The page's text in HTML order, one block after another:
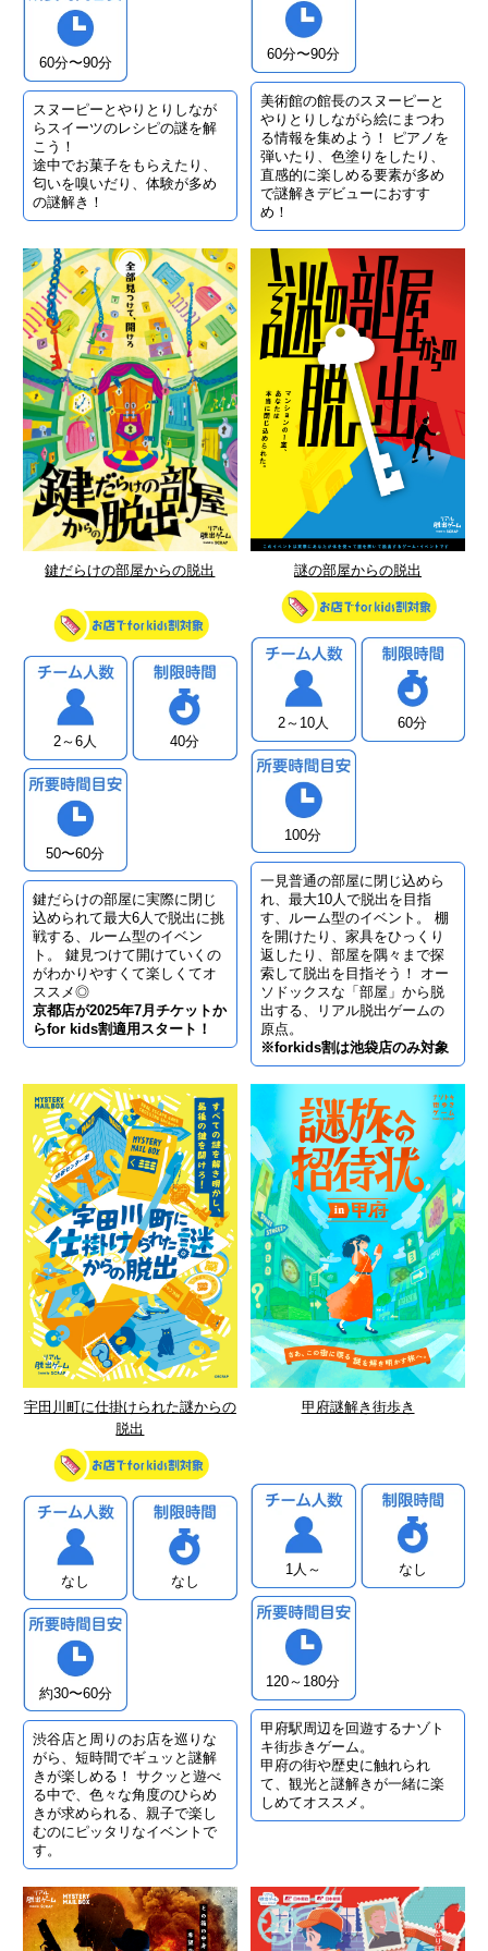
60分〜90分
スヌーピーとやりとりしなが
らスイーツのレシピの謎を解
こう！
途中でお菓子をもらえたり、
匂いを嗅いだり、体験が多め
の謎解き！
60分〜90分
美術館の館長のスヌーピーと
やりとりしながら絵にまつわ
る情報を集めよう！ ピアノを
弾いたり、色塗りをしたり、
直感的に楽しめる要素が多め
で謎解きデビューにおすす
め！
鍵だらけの部屋からの脱出
2～6人 40分
50〜60分
鍵だらけの部屋に実際に閉じ
込められて最大6人で脱出に挑
戦する、ルーム型のイベン
ト。 鍵見つけて開けていくの
がわかりやすくて楽しくてオ
ススメ◎
京都店が2025年7月チケットか
らfor kids割適用スタート！
謎の部屋からの脱出
2～10人 60分
100分
一見普通の部屋に閉じ込めら
れ、最大10人で脱出を目指
す、ルーム型のイベント。 棚
を開けたり、家具をひっくり
返したり、部屋を隅々まで探
索して脱出を目指そう！ オー
ソドックスな「部屋」から脱
出する、リアル脱出ゲームの
原点。
※forkids割は池袋店のみ対象
宇田川町に仕掛けられた謎からの
脱出
なし なし
約30〜60分
渋谷店と周りのお店を巡りな
がら、短時間でギュッと謎解
きが楽しめる！ サクッと遊べ
る中で、色々な角度のひらめ
きが求められる、親子で楽し
むのにピッタリなイベントで
す。
甲府謎解き街歩き
1人～ なし
120～180分
甲府駅周辺を回遊するナゾト
キ街歩きゲーム。
甲府の街や歴史に触れられ
て、観光と謎解きが一緒に楽
しめてオススメ。